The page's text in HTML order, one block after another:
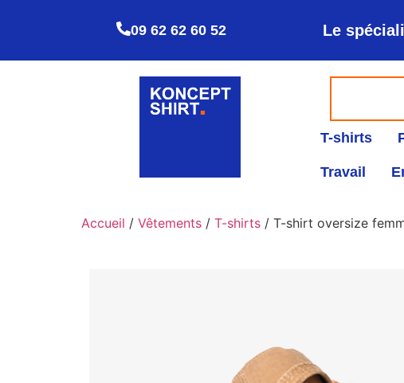
09 62 62 60 52 Le
T-shirts
Travail
Accueil / Vêtements / T-shirts / T-shirt oversize